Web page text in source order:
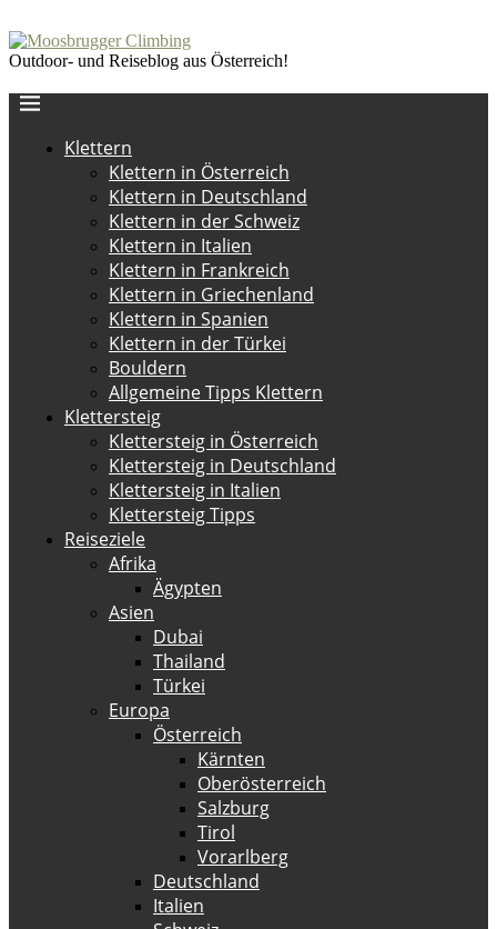
Outdoor- und Reiseblog aus Österreich!
Klettern
Klettern in Österreich
Klettern in Deutschland
Klettern in der Schweiz
Klettern in Italien
Klettern in Frankreich
Klettern in Griechenland
Klettern in Spanien
Klettern in der Türkei
Bouldern
Allgemeine Tipps Klettern
Klettersteig
Klettersteig in Österreich
Klettersteig in Deutschland
Klettersteig in Italien
Klettersteig Tipps
Reiseziele
Afrika
Ägypten
Asien
Dubai
Thailand
Türkei
Europa
Österreich
Kärnten
Oberösterreich
Salzburg
Tirol
Vorarlberg
Deutschland
Italien